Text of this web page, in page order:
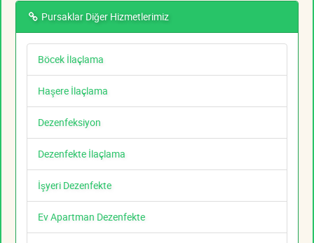
Pursaklar Diğer Hizmetlerimiz
Böcek İlaçlama
Haşere İlaçlama
Dezenfeksiyon
Dezenfekte İlaçlama
İşyeri Dezenfekte
Ev Apartman Dezenfekte